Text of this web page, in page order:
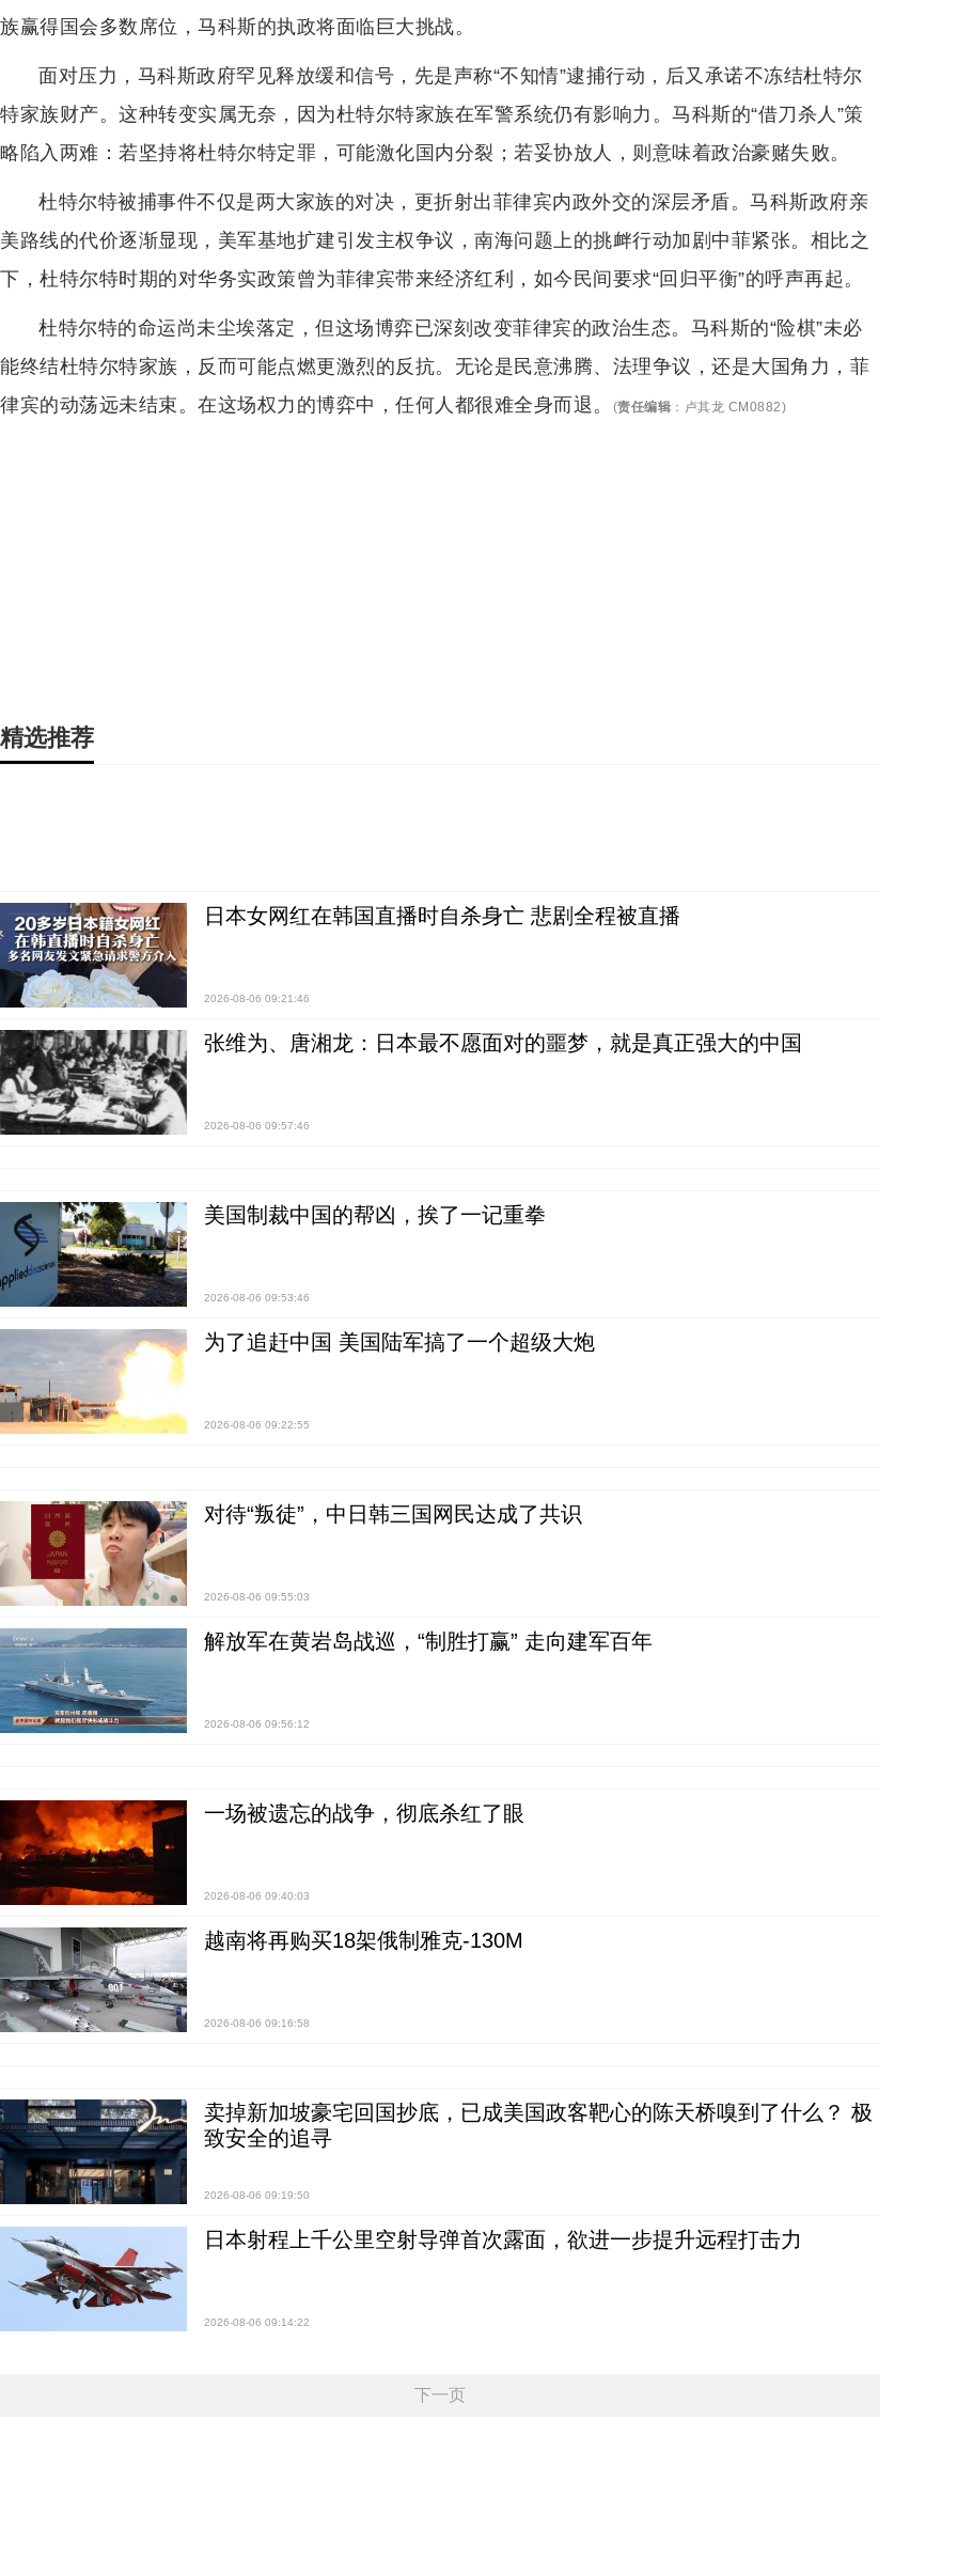
族赢得国会多数席位，马科斯的执政将面临巨大挑战。
面对压力，马科斯政府罕见释放缓和信号，先是声称“不知情”逮捕行动，后又承诺不冻结杜特尔
特家族财产。这种转变实属无奈，因为杜特尔特家族在军警系统仍有影响力。马科斯的“借刀杀人”策
略陷入两难：若坚持将杜特尔特定罪，可能激化国内分裂；若妥协放人，则意味着政治豪赌失败。
杜特尔特被捕事件不仅是两大家族的对决，更折射出菲律宾内政外交的深层矛盾。马科斯政府亲
美路线的代价逐渐显现，美军基地扩建引发主权争议，南海问题上的挑衅行动加剧中菲紧张。相比之
下，杜特尔特时期的对华务实政策曾为菲律宾带来经济红利，如今民间要求“回归平衡”的呼声再起。
杜特尔特的命运尚未尘埃落定，但这场博弈已深刻改变菲律宾的政治生态。马科斯的“险棋”未必
能终结杜特尔特家族，反而可能点燃更激烈的反抗。无论是民意沸腾、法理争议，还是大国角力，菲
律宾的动荡远未结束。在这场权力的博弈中，任何人都很难全身而退。
(责任编辑 ： 卢其龙 CM0882)
精选推荐
日本女网红在韩国直播时自杀身亡 悲剧全程被直播
2026-08-06 09:21:46
张维为、唐湘龙：日本最不愿面对的噩梦，就是真正强大的中国
2026-08-06 09:57:46
美国制裁中国的帮凶，挨了一记重拳
2026-08-06 09:53:46
为了追赶中国 美国陆军搞了一个超级大炮
2026-08-06 09:22:55
对待“叛徒”，中日韩三国网民达成了共识
2026-08-06 09:55:03
解放军在黄岩岛战巡，“制胜打赢” 走向建军百年
2026-08-06 09:56:12
一场被遗忘的战争，彻底杀红了眼
2026-08-06 09:40:03
越南将再购买18架俄制雅克-130M
2026-08-06 09:16:58
卖掉新加坡豪宅回国抄底，已成美国政客靶心的陈天桥嗅到了什么？ 极
致安全的追寻
2026-08-06 09:19:50
日本射程上千公里空射导弹首次露面，欲进一步提升远程打击力
2026-08-06 09:14:22
下一页